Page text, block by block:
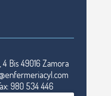
Bis 49016 Zamora
980 534 446